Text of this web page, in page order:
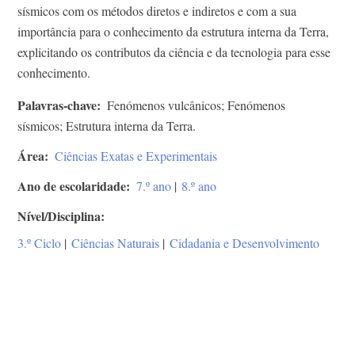
sísmicos com os métodos diretos e indiretos e com a sua
importância para o conhecimento da estrutura interna da Terra,
explicitando os contributos da ciência e da tecnologia para esse
conhecimento.
Palavras-chave
Fenómenos vulcânicos; Fenómenos
sísmicos; Estrutura interna da Terra.
Área Ciências Exatas e Experimentais
Ano de escolaridade 7.º ano | 8.º ano
Nível/Disciplina
3.º Ciclo | Ciências Naturais | Cidadania e Desenvolvimento